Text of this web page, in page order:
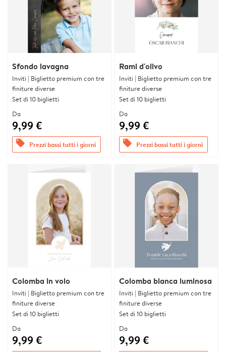
Sfondo lavagna
Inviti | Biglietto premium con tre
finiture diverse
Set di 10 biglietti
Da
9,99 €
offers Prezzi bassi tutti i giorni
Rami d'olivo
Inviti | Biglietto premium con tre
finiture diverse
Set di 10 biglietti
Da
9,99 €
offers Prezzi bassi tutti i giorni
Colomba in volo
Inviti | Biglietto premium con tre
finiture diverse
Set di 10 biglietti
Da
9,99 €
Colomba bianca luminosa
Inviti | Biglietto premium con tre
finiture diverse
Set di 10 biglietti
Da
9,99 €